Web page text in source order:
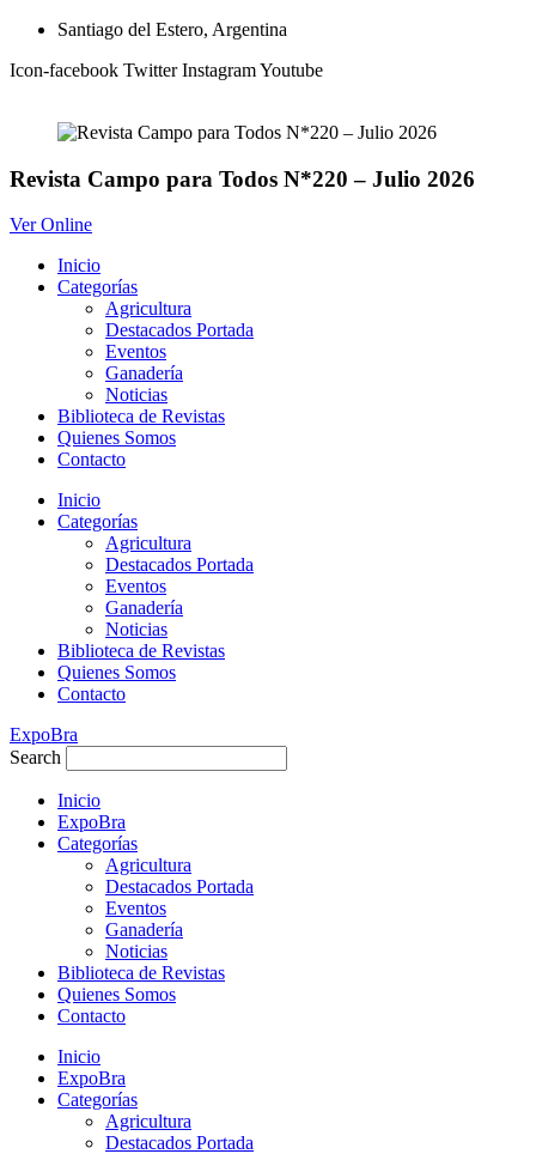
contenido
Santiago del Estero, Argentina
Icon-facebook Twitter InstagramYoutube
Revista Campo para Todos N*220 – Julio 2026
Ver Online
Inicio
Categorías
Agricultura
Destacados Portada
Eventos
Ganadería
Noticias
Biblioteca de Revistas
Quienes Somos
Contacto
Inicio
Categorías
Agricultura
Destacados Portada
Eventos
Ganadería
Noticias
Biblioteca de Revistas
Quienes Somos
Contacto
ExpoBra
Search
Inicio
ExpoBra
Categorías
Agricultura
Destacados Portada
Eventos
Ganadería
Noticias
Biblioteca de Revistas
Quienes Somos
Contacto
Inicio
ExpoBra
Categorías
Agricultura
Destacados Portada